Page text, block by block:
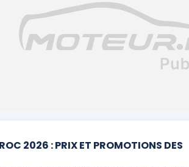
2026 : PRIX ET PROMOTIONS DES